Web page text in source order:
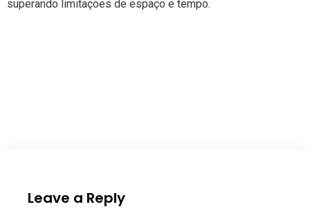
superando limitações de espaço e tempo.
Leave a Reply